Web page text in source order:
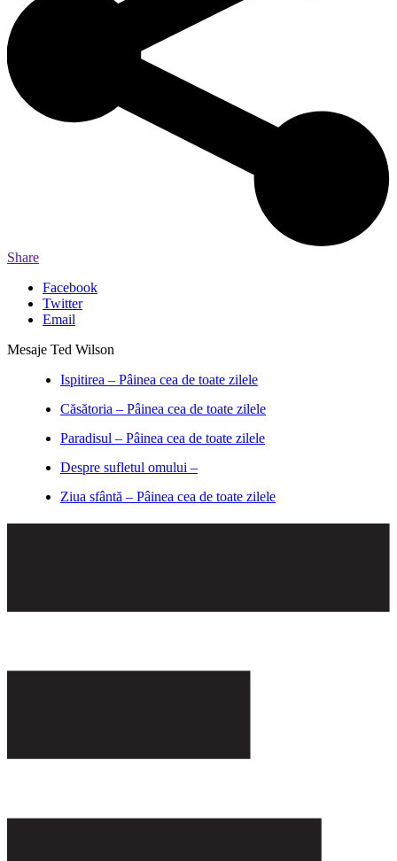
Share
Facebook
Twitter
Email
Mesaje Ted Wilson
Ispitirea – Pâinea cea de toate zilele
Căsătoria – Pâinea cea de toate zilele
Paradisul – Pâinea cea de toate zilele
Despre sufletul omului –
Ziua sfântă – Pâinea cea de toate zilele